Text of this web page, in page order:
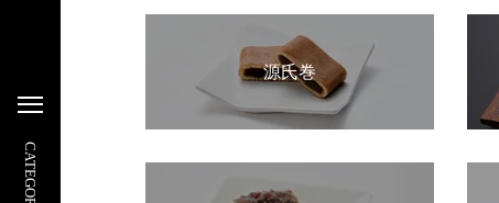
CATEGORY
源氏巻